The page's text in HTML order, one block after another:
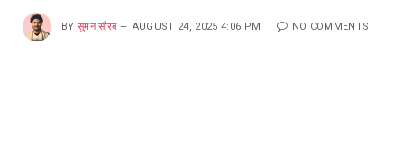
BY सुमन सौरब AUGUST 24, 2025 4:06 PM NO COMMENTS